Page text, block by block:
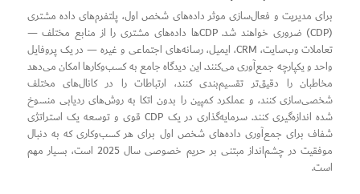
برای مدیریت و فعال‌سازی موثر داده‌های شخص اول، پلتفرم‌های داده مشتری
(CDP) ضروری خواهند شد. CDPها داده‌های مشتری را از منابع مختلف —
تعاملات وب‌سایت، CRM، ایمیل، رسانه‌های اجتماعی و غیره — در یک پروفایل
واحد و یکپارچه جمع‌آوری می‌کنند. این دیدگاه جامع به کسب‌وکارها امکان می‌دهد
مخاطبان را دقیق‌تر تقسیم‌بندی کنند، ارتباطات را در کانال‌های مختلف
شخصی‌سازی کنند، و عملکرد کمپین را بدون اتکا به روش‌های ردیابی منسوخ
شده اندازه‌گیری کنند. سرمایه‌گذاری در یک CDP قوی و توسعه یک استراتژی
شفاف برای جمع‌آوری داده‌های شخص اول برای هر کسب‌وکاری که به دنبال
موفقیت در چشم‌انداز مبتنی بر حریم خصوصی سال 2025 است، بسیار مهم
است.